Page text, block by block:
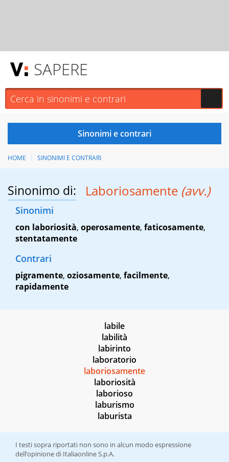
SAPERE
HOME SINONIMI E CONTRARI
Sinonimo di: Laboriosamente (avv.)
Sinonimi
con laboriosità, operosamente, faticosamente,
stentatamente
Contrari
pigramente, oziosamente, facilmente,
rapidamente
labile
labilità
labirinto
laboratorio
laboriosamente
laboriosità
laborioso
laburismo
laburista
I testi sopra riportati non sono in alcun modo espressione
dell’opinione di Italiaonline S.p.A.